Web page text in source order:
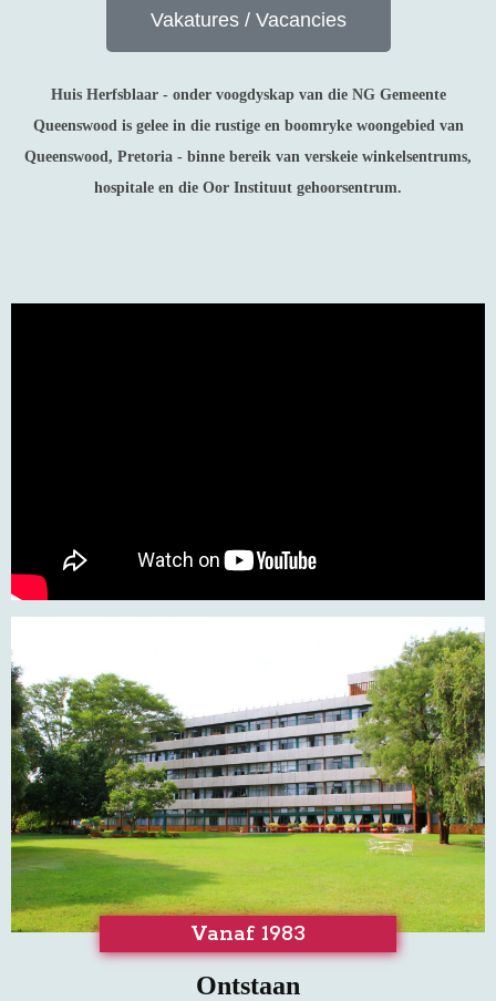
Vakatures / Vacancies
Huis Herfsblaar - onder voogdyskap van die NG Gemeente
Queenswood is gelee in die rustige en boomryke woongebied van
Queenswood, Pretoria - binne bereik van verskeie winkelsentrums,
hospitale en die Oor Instituut gehoorsentrum.
Vanaf 1983
Ontstaan